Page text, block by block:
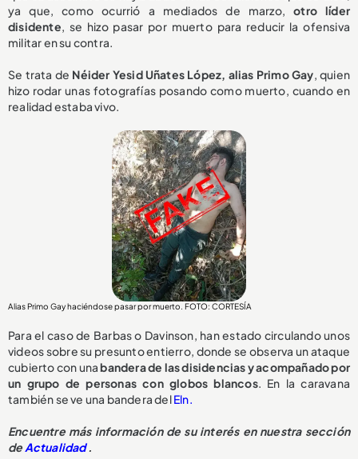
ya que, como ocurrió a mediados de marzo,otro líder
disidente, se hizo pasar por muerto para reducir la ofensiva
militar en su contra.
Se trata de Néider Yesid Uñates López, alias Primo Gay, quien
hizo rodar unas fotografías posando como muerto, cuando en
realidad estaba vivo.
Alias Primo Gay haciéndose pasar por muerto. FOTO: CORTESÍA
Para el caso de Barbas o Davinson, han estado circulando unos
videos sobre su presunto entierro, donde se observa un ataque
cubierto con unabandera de las disidencias y acompañado por
un grupo de personas con globos blancos. En la caravana
también se ve una bandera delEln.
Encuentre más información de su interés en nuestra sección
deActualidad.